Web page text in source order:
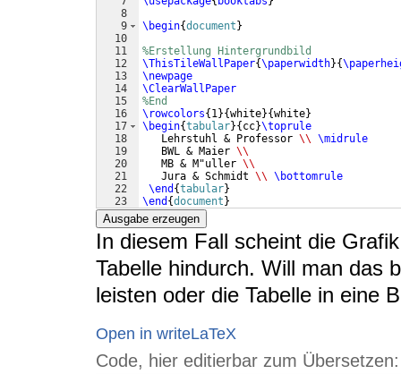
8
9
10
11
12
13
14
15
16
17
18
19
20
21
22
23
\begin{document }
%Erstellung Hintergrundbild
\ThisTileWallPaper{\paperwidth}{
\newpage
\ClearWallPaper
%End
\rowcolors{ 1}{white}{white}
\begin{tabular}{ cc}\toprule
   Lehrstuhl & Professor
\\ \midrule
   BWL & Maier
\\
   MB & M"uller
\\
   Jura & Schmidt
\\ \bottomrule
\end {tabular}
\end {document }
Ausgabe erzeugen
In diesem Fall scheint die
Tabelle hindurch. Will man das
leisten oder die Tabelle in eine
Open in writeLaTeX
Code, hier editierbar zum Übersetzen: